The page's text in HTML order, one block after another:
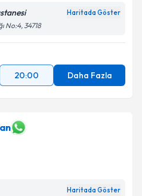
Haritada Göster
No:4, 34718
20:00 Daha Fazla
Haritada Göster